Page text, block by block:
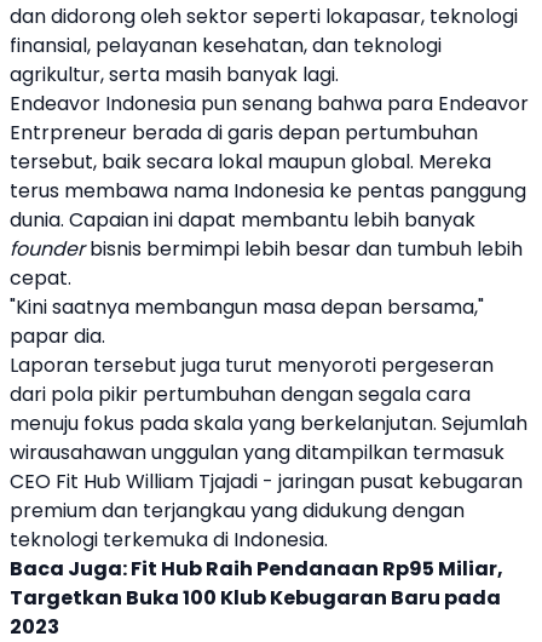
dan didorong oleh sektor seperti lokapasar, teknologi
finansial, pelayanan kesehatan, dan teknologi
agrikultur, serta masih banyak lagi.
Endeavor Indonesia pun senang bahwa para Endeavor
Entrpreneur berada di garis depan pertumbuhan
tersebut, baik secara lokal maupun global. Mereka
terus membawa nama Indonesia ke pentas panggung
dunia. Capaian ini dapat membantu lebih banyak
founderbisnis bermimpi lebih besar dan tumbuh lebih
cepat.
"Kini saatnya membangun masa depan bersama,"
papar dia.
Laporan tersebut juga turut menyoroti pergeseran
dari pola pikir pertumbuhan dengan segala cara
menuju fokus pada skala yang berkelanjutan. Sejumlah
wirausahawan unggulan yang ditampilkan termasuk
CEO Fit Hub William Tjajadi - jaringan pusat kebugaran
premium dan terjangkau yang didukung dengan
teknologi terkemuka di Indonesia.
Baca Juga:Fit Hub Raih Pendanaan Rp95 Miliar,
Targetkan Buka 100 Klub Kebugaran Baru pada
2023